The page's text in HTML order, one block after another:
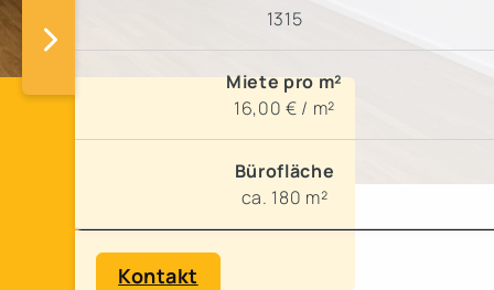
1315
Miete pro m²
16,00 € / m²
Bürofläche
ca. 180 m²
Kontakt